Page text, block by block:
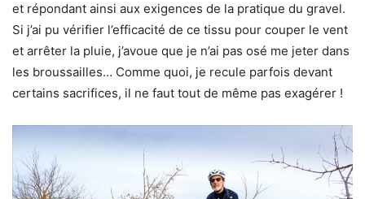
et répondant ainsi aux exigences de la pratique du gravel.
Si j’ai pu vérifier l’efficacité de ce tissu pour couper le vent
et arrêter la pluie, j’avoue que je n’ai pas osé me jeter dans
les broussailles… Comme quoi, je recule parfois devant
certains sacrifices, il ne faut tout de même pas exagérer !